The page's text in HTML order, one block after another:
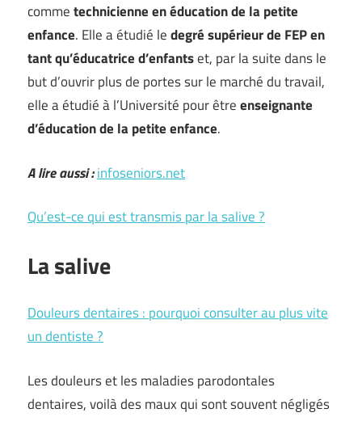
commetechnicienne en éducation de la petite
enfance. Elle a étudié ledegré supérieur de FEP en
tant qu’éducatrice d’enfantset, par la suite dans le
but d’ouvrir plus de portes sur le marché du travail,
elle a étudié à l’Université pour êtreenseignante
d’éducation de la petite enfance.
A lire aussi :infoseniors.net
Qu’est-ce qui est transmis par la salive ?
La salive
Douleurs dentaires : pourquoi consulter au plus vite
un dentiste ?
Les douleurs et les maladies parodontales
dentaires, voilà des maux qui sont souvent négligés